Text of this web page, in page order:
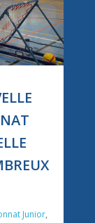
Junior,